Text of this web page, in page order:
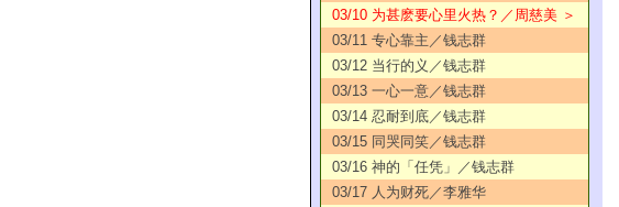
03/10 为甚麽要心里火热？／周慈美 ＞
03/11 专心靠主／钱志群
03/12 当行的义／钱志群
03/13 一心一意／钱志群
03/14 忍耐到底／钱志群
03/15 同哭同笑／钱志群
03/16 神的「任凭」／钱志群
03/17 人为财死／李雅华